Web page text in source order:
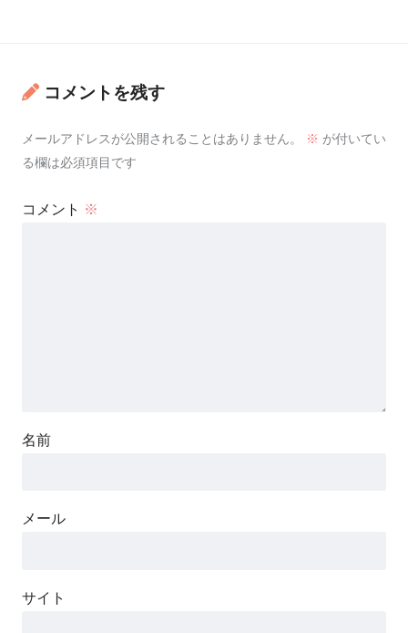
コメントを残す
メールアドレスが公開されることはありません。 ※ が付いてい
る欄は必須項目です
コメント ※
名前
メール
サイト